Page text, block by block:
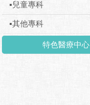
▪兒童專科
▪其他專科
特色醫療中心